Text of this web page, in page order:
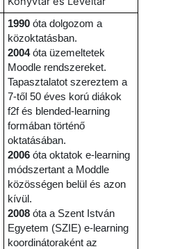
1990 óta dolgozom a
közoktatásban.
2004óta üzemeltetek
Moodle rendszereket.
Tapasztalatot szereztem a
7-től 50 éves korú diákok
f2f és blended-learning
formában történő
oktatásában.
2006 óta oktatok e-learning
módszertant a Moddle
közösségen belül és azon
kívül.
2008 óta a Szent István
Egyetem (SZIE) e-learning
koordinátoraként az